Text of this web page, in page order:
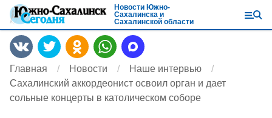
Новости Южно-
Сахалинска и
Сахалинской области
Главная Новости
Наше интервью
Сахалинский аккордеонист освоил орган и дает
сольные концерты в католическом соборе